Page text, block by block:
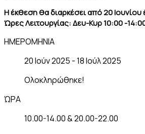
Η έκθεση θα διαρκέσει από 20 Ιουνίου
Ώρες Λειτουργίας: Δευ-Κυρ 10:00 -
ΗΜΕΡΟΜΗΝΙΑ
20 Ιούν 2025 - 18 Ιούλ 2025
Ολοκληρώθηκε!
ΏΡΑ
10.00-14.00 & 20.00-22.00